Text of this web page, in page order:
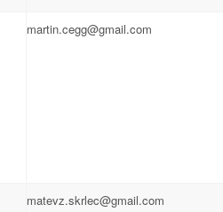
martin.cegg@gmail.com
matevz.skrlec@gmail.com